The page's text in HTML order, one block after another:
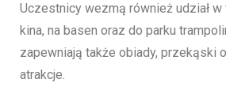
Uczestnicy wezmą również udział
kina, na basen oraz do parku
zapewniają także obiady, przekąski
atrakcje.